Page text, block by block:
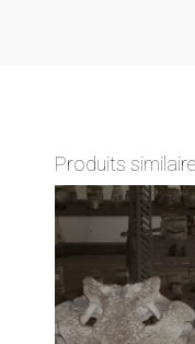
Produits